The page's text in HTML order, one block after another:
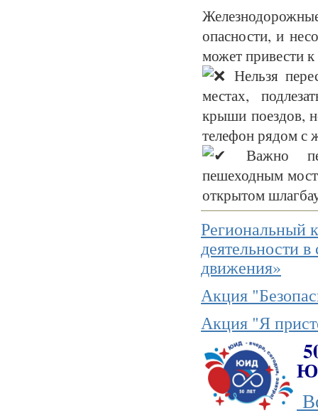
опасности, и
может привести к
Нельзя
местах,
крыши поездов,
телефон рядом с
Важно
пешеходным
открытом
Региональный
деятельности
движения»
Акция
Акция "Я